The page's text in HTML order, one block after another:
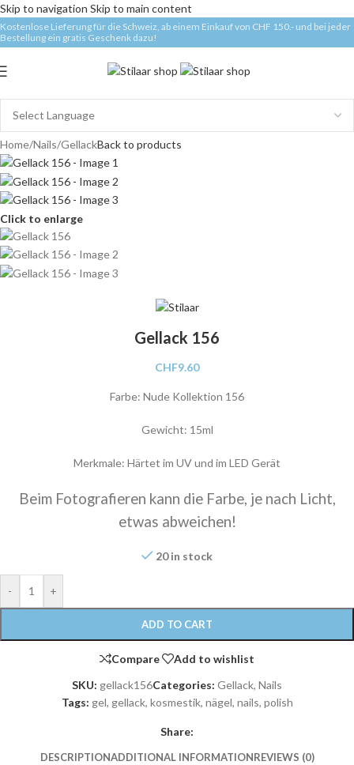
Skip to navigation Skip to main content
Kostenlose Lieferung für die Schweiz, ab einem Einkauf von CHF 150.- und bei jeder
Bestellung ein gratis Geschenk dazu!
Home/Nails/GellackBack to products
Click to enlarge
Gellack 156
CHF9.60
Farbe: Nude Kollektion 156
Gewicht: 15ml
Merkmale: Härtet im UV und im LED Gerät
Beim Fotografieren kann die Farbe, je nach Licht,
etwas abweichen!
20 in stock
- +
ADD TO CART
Compare
Add to wishlist
SKU: gellack156Categories: Gellack, Nails
Tags: gel, gellack, kosmestik, nägel, nails, polish
Share:
DESCRIPTIONADDITIONAL INFORMATIONREVIEWS (0)